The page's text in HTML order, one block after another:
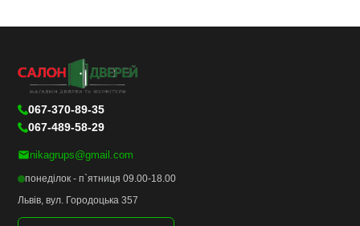
067-370-89-35
067-489-58-29
nikagrups@gmail.com
понеділок - п`ятниця 09.00-18.00
Львів, вул. Городоцька 357